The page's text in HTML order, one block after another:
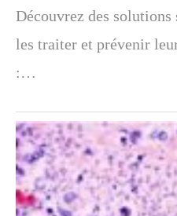
Découvrez des
les traiter et prévenir
:…